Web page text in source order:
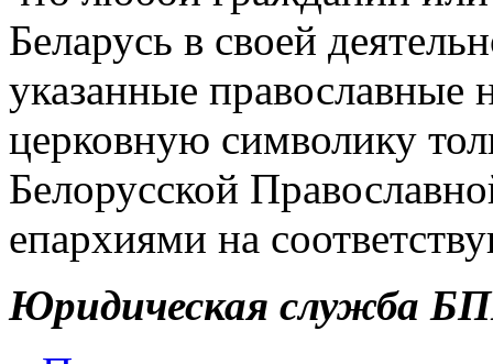
Беларусь в своей
указанные православные
церковную символику
Белорусской
епархиями на
Юридическая служба